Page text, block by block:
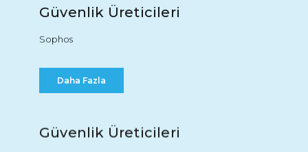
Güvenlik Üreticileri
Sophos
Daha Fazla
Güvenlik Üreticileri